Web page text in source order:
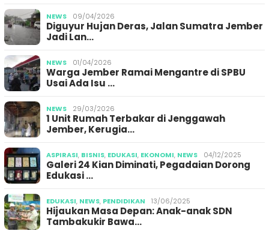
NEWS 09/04/2026
Diguyur Hujan Deras, Jalan Sumatra Jember
Jadi Lan…
NEWS 01/04/2026
Warga Jember Ramai Mengantre di SPBU
Usai Ada Isu …
NEWS 29/03/2026
1 Unit Rumah Terbakar di Jenggawah
Jember, Kerugia…
ASPIRASI, BISNIS, EDUKASI, EKONOMI, NEWS 04/12/2025
Galeri 24 Kian Diminati, Pegadaian Dorong
Edukasi …
EDUKASI, NEWS, PENDIDIKAN 13/06/2025
Hijaukan Masa Depan: Anak-anak SDN
Tambakukir Bawa…